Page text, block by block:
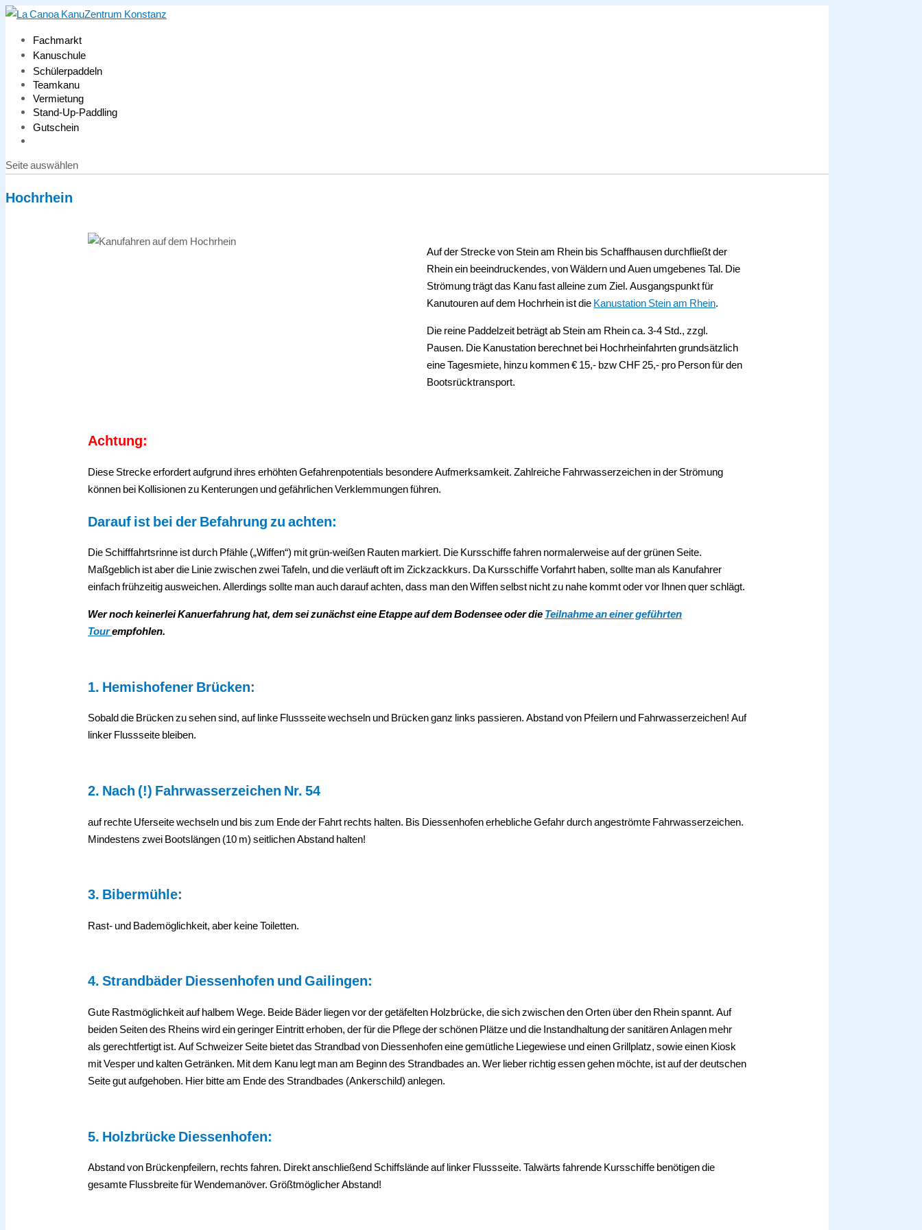
Fachmarkt
Kanuschule
Schülerpaddeln
Teamkanu
Vermietung
Stand-Up-Paddling
Gutschein
Seite auswählen
Hochrhein
Auf der Strecke von Stein am Rhein bis Schaffhausen durchfließt der
Rhein ein beeindruckendes, von Wäldern und Auen umgebenes Tal. Die
Strömung trägt das Kanu fast alleine zum Ziel. Ausgangspunkt für
Kanutouren auf dem Hochrhein ist die Kanustation Stein am Rhein.
Die reine Paddelzeit beträgt ab Stein am Rhein ca. 3-4 Std., zzgl.
Pausen. Die Kanustation berechnet bei Hochrheinfahrten grundsätzlich
eine Tagesmiete, hinzu kommen € 15,- bzw CHF 25,- pro Person für den
Bootsrücktransport.
Achtung:
Diese Strecke erfordert aufgrund ihres erhöhten Gefahrenpotentials besondere Aufmerksamkeit. Zahlreiche Fahrwasserzeichen in der Strömung
können bei Kollisionen zu Kenterungen und gefährlichen Verklemmungen führen.
Darauf ist bei der Befahrung zu achten:
Die Schifffahrtsrinne ist durch Pfähle („Wiffen“) mit grün-weißen Rauten markiert. Die Kursschiffe fahren normalerweise auf der grünen Seite.
Maßgeblich ist aber die Linie zwischen zwei Tafeln, und die verläuft oft im Zickzackkurs. Da Kursschiffe Vorfahrt haben, sollte man als Kanufahrer
einfach frühzeitig ausweichen. Allerdings sollte man auch darauf achten, dass man den Wiffen selbst nicht zu nahe kommt oder vor Ihnen quer schlägt.
Wer noch keinerlei Kanuerfahrung hat, dem sei zunächst eine Etappe auf dem Bodensee oder die Teilnahme an einer geführten
Tourempfohlen.
1. Hemishofener Brücken:
Sobald die Brücken zu sehen sind, auf linke Flussseite wechseln und Brücken ganz links passieren. Abstand von Pfeilern und Fahrwasserzeichen! Auf
linker Flussseite bleiben.
2. Nach (!) Fahrwasserzeichen Nr. 54
auf rechte Uferseite wechseln und bis zum Ende der Fahrt rechts halten. Bis Diessenhofen erhebliche Gefahr durch angeströmte Fahrwasserzeichen.
Mindestens zwei Bootslängen (10 m) seitlichen Abstand halten!
3. Bibermühle:
Rast- und Bademöglichkeit, aber keine Toiletten.
4. Strandbäder Diessenhofen und Gailingen:
Gute Rastmöglichkeit auf halbem Wege. Beide Bäder liegen vor der getäfelten Holzbrücke, die sich zwischen den Orten über den Rhein spannt. Auf
beiden Seiten des Rheins wird ein geringer Eintritt erhoben, der für die Pflege der schönen Plätze und die Instandhaltung der sanitären Anlagen mehr
als gerechtfertigt ist. Auf Schweizer Seite bietet das Strandbad von Diessenhofen eine gemütliche Liegewiese und einen Grillplatz, sowie einen Kiosk
mit Vesper und kalten Getränken. Mit dem Kanu legt man am Beginn des Strandbades an. Wer lieber richtig essen gehen möchte, ist auf der deutschen
Seite gut aufgehoben. Hier bitte am Ende des Strandbades (Ankerschild) anlegen.
5. Holzbrücke Diessenhofen:
Abstand von Brückenpfeilern, rechts fahren. Direkt anschließend Schiffslände auf linker Flussseite. Talwärts fahrende Kursschiffe benötigen die
gesamte Flussbreite für Wendemanöver. Größtmöglicher Abstand!